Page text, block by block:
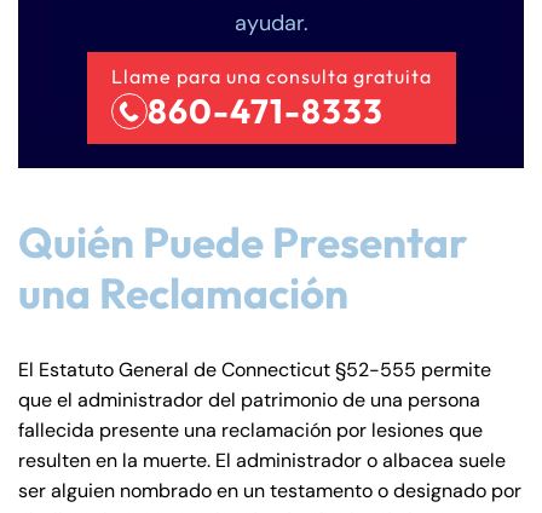
ayudar.
Llame para una consulta gratuita
860-471-8333
Quién Puede Presentar
una Reclamación
El Estatuto General de Connecticut §52-555 permite
que el administrador del patrimonio de una persona
fallecida presente una reclamación por lesiones que
resulten en la muerte. El administrador o albacea suele
ser alguien nombrado en un testamento o designado por